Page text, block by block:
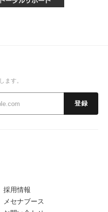
採用情報
メセナブース
ます。
登録